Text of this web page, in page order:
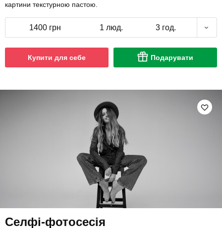
картини текстурною пастою.
1400 грн 1 люд. 3 год.
Купити для себе Подарувати
Селфі-фотосесія